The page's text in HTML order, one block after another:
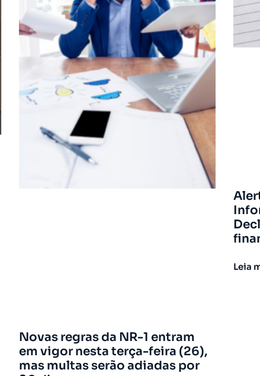
Novas regras da NR-1 entram
em vigor nesta terça-feira (26),
mas multas serão adiadas por
Leia